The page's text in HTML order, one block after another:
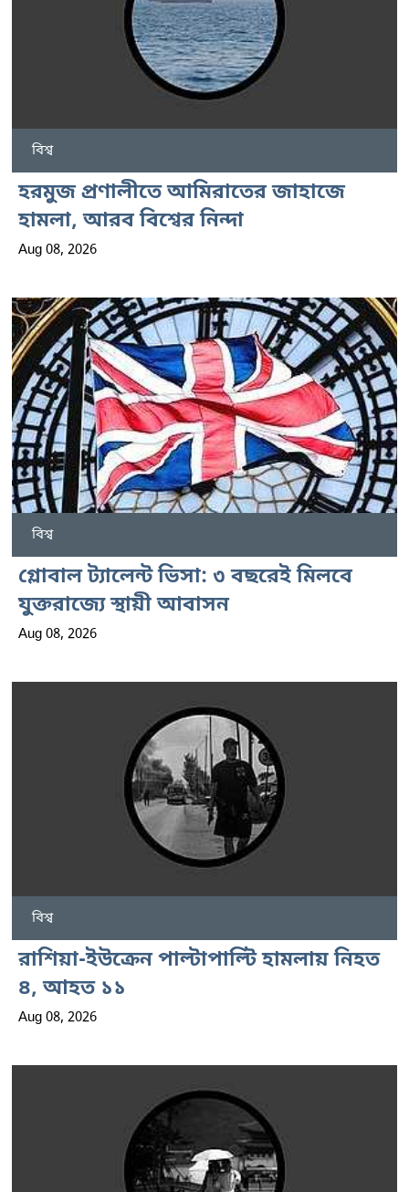
বিশ্ব
হরমুজ প্রণালীতে আমিরাতের জাহাজে
হামলা, আরব বিশ্বের নিন্দা
Aug 08, 2026
বিশ্ব
গ্লোবাল ট্যালেন্ট ভিসা: ৩ বছরেই মিলবে
যুক্তরাজ্যে স্থায়ী আবাসন
Aug 08, 2026
বিশ্ব
রাশিয়া-ইউক্রেন পাল্টাপাল্টি হামলায় নিহত
৪, আহত ১১
Aug 08, 2026